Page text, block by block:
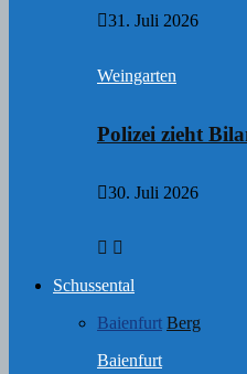
31. Juli 2026
Weingarten
Polizei zieht
30. Juli 2026
Schussental
Baienfurt Berg
Baienfurt